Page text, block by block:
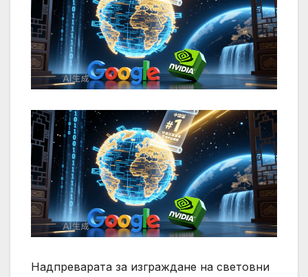
Надпреварата за изграждане на световни